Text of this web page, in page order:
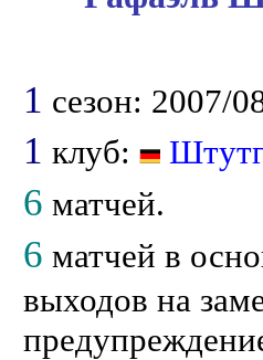
1 сезон: 2007/
1 клуб:
6 матчей.
6 матчей в
выходов на